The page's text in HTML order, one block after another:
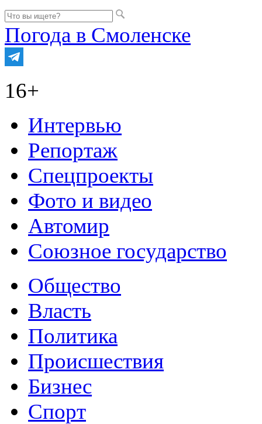
Погода в Смоленске
16+
Интервью
Репортаж
Спецпроекты
Фото и видео
Автомир
Союзное государство
Общество
Власть
Политика
Происшествия
Бизнес
Спорт